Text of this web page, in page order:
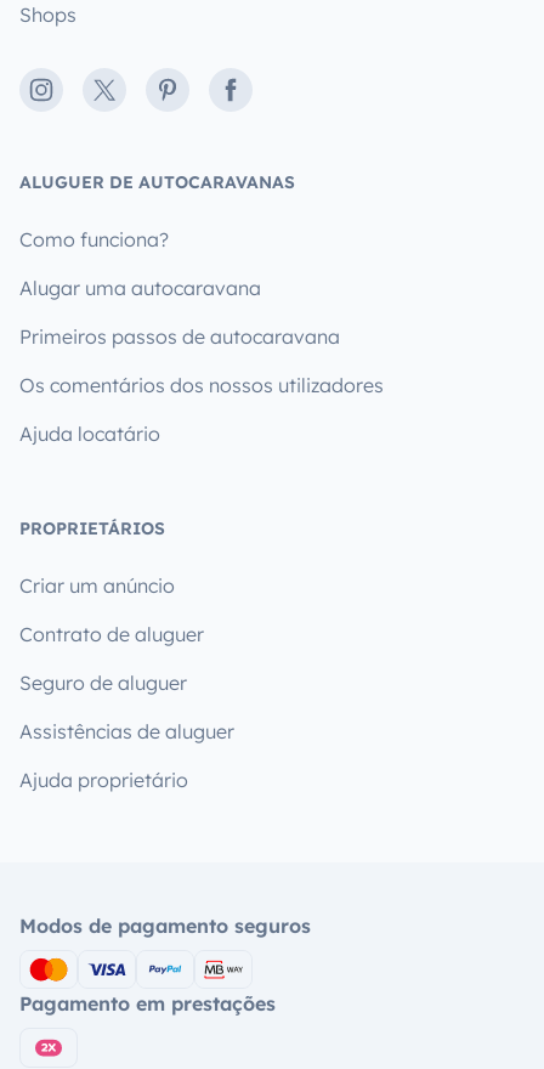
Shops
Instagram
X PinterestFacebook
ALUGUER DE AUTOCARAVANAS
Como funciona?
Alugar uma autocaravana
Primeiros passos de autocaravana
Os comentários dos nossos utilizadores
Ajuda locatário
PROPRIETÁRIOS
Criar um anúncio
Contrato de aluguer
Seguro de aluguer
Assistências de aluguer
Ajuda proprietário
Modos de pagamento seguros
Pagamento em prestações